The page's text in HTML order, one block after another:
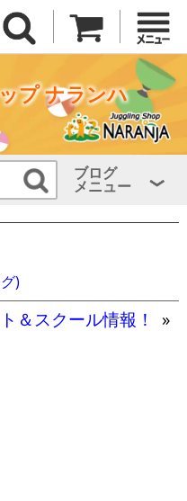
プ ナランハ
ブログ
メニュー
)
＆スクール情報！ »